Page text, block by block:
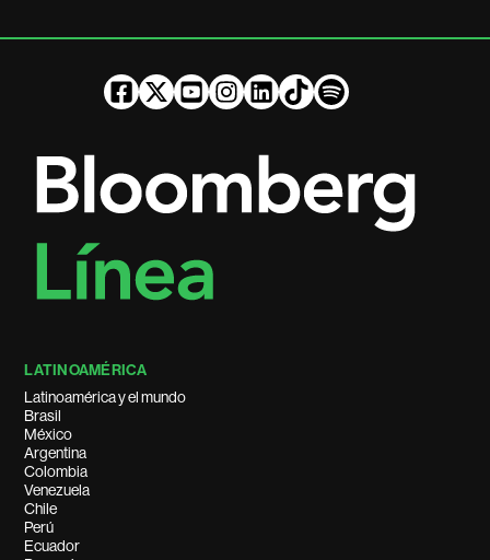
LATINOAMÉRICA
Latinoamérica y el mundo
Brasil
México
Argentina
Colombia
Venezuela
Chile
Perú
Ecuador